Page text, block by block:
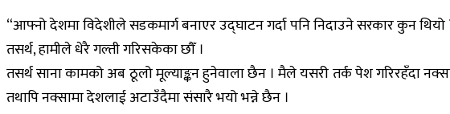
“आफ्नो देशमा विदेशीले सडकमार्ग बनाएर उद्घाटन गर्दा पनि निदाउने सरकार कुन थियो
तसर्थ, हामीले धेरै गल्ती गरिसकेका छौँ ।
तसर्थ साना कामको अब ठूलो मूल्याङ्कन हुनेवाला छैन । मैले यसरी तर्क पेश गरिरहँदा
तथापि नक्सामा देशलाई अटाउँदैमा संसारै भयो भन्ने छैन ।